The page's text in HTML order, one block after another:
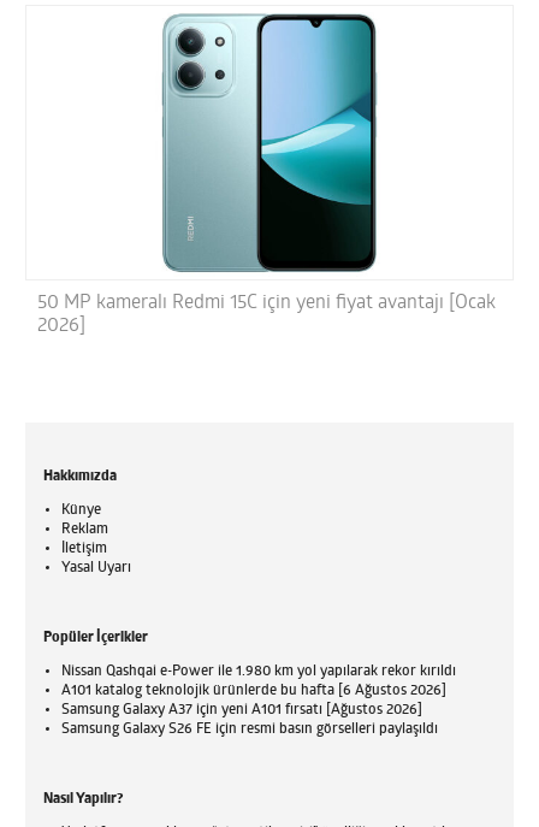
50 MP kameralı Redmi 15C için yeni fiyat avantajı [Ocak
2026]
Hakkımızda
Künye
Reklam
İletişim
Yasal Uyarı
Popüler İçerikler
Nissan Qashqai e-Power ile 1.980 km yol yapılarak rekor kırıldı
A101 katalog teknolojik ürünlerde bu hafta [6 Ağustos 2026]
Samsung Galaxy A37 için yeni A101 fırsatı [Ağustos 2026]
Samsung Galaxy S26 FE için resmi basın görselleri paylaşıldı
Nasıl Yapılır?